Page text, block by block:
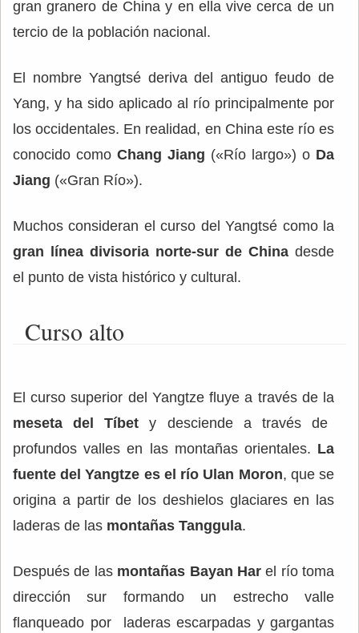
gran granero de China y en ella vive cerca de un
tercio de la población nacional.
El nombre Yangtsé deriva del antiguo feudo de
Yang, y ha sido aplicado al río principalmente por
los occidentales. En realidad, en China este río es
conocido como Chang Jiang («Río largo») o Da
Jiang («Gran Río»).
Muchos consideran el curso del Yangtsé como la
gran línea divisoria norte-sur de China desde
el punto de vista histórico y cultural.
Curso alto
El curso superior del Yangtze fluye a través de la
meseta del Tíbet y desciende a través de
profundos valles en las montañas orientales. La
fuente del Yangtze es el río Ulan Moron, que se
origina a partir de los deshielos glaciares en las
laderas de las montañas Tanggula.
Después de lasmontañas Bayan Harel río toma
dirección sur formando un estrecho valle
flanqueado por laderas escarpadas y gargantas